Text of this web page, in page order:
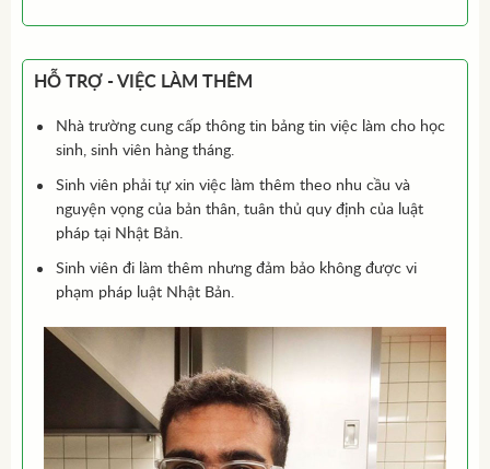
HỖ TRỢ - VIỆC LÀM THÊM
Nhà trường cung cấp thông tin bảng tin việc làm cho học
sinh, sinh viên hàng tháng.
Sinh viên phải tự xin việc làm thêm theo nhu cầu và
nguyện vọng của bản thân, tuân thủ quy định của luật
pháp tại Nhật Bản.
Sinh viên đi làm thêm nhưng đảm bảo không được vi
phạm pháp luật Nhật Bản.